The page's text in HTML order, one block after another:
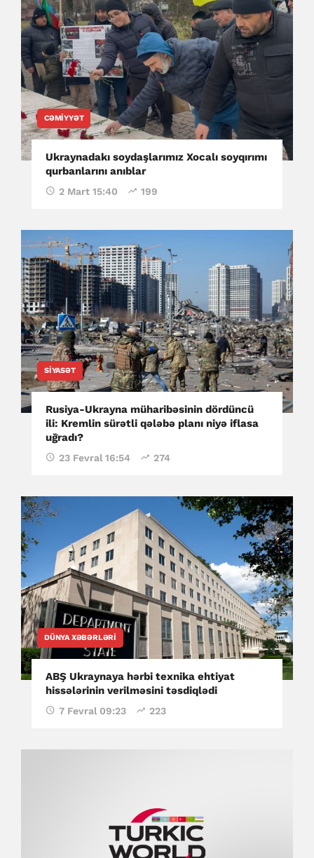
CƏMIYYƏT
Ukraynadakı soydaşlarımız Xocalı soyqırımı
qurbanlarını anıblar
2 Mart 15:40 199
SIYASƏT
Rusiya-Ukrayna müharibəsinin dördüncü
ili: Kremlin sürətli qələbə planı niyə iflasa
uğradı?
23 Fevral 16:54 274
DÜNYA XƏBƏRLƏRI
ABŞ Ukraynaya hərbi texnika ehtiyat
hissələrinin verilməsini təsdiqlədi
7 Fevral 09:23 223